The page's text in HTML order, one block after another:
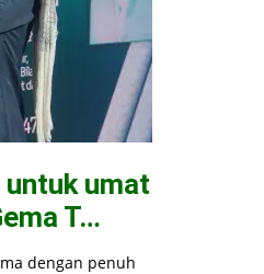
umat
T…
dengan penuh